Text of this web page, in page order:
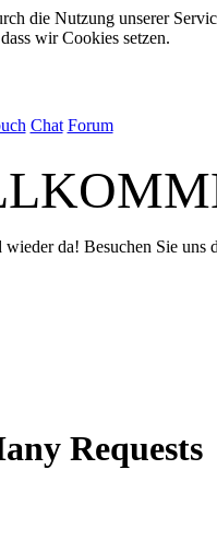
die Nutzung unserer
wir Cookies setzen.
Chat Forum
da! Besuchen Sie uns